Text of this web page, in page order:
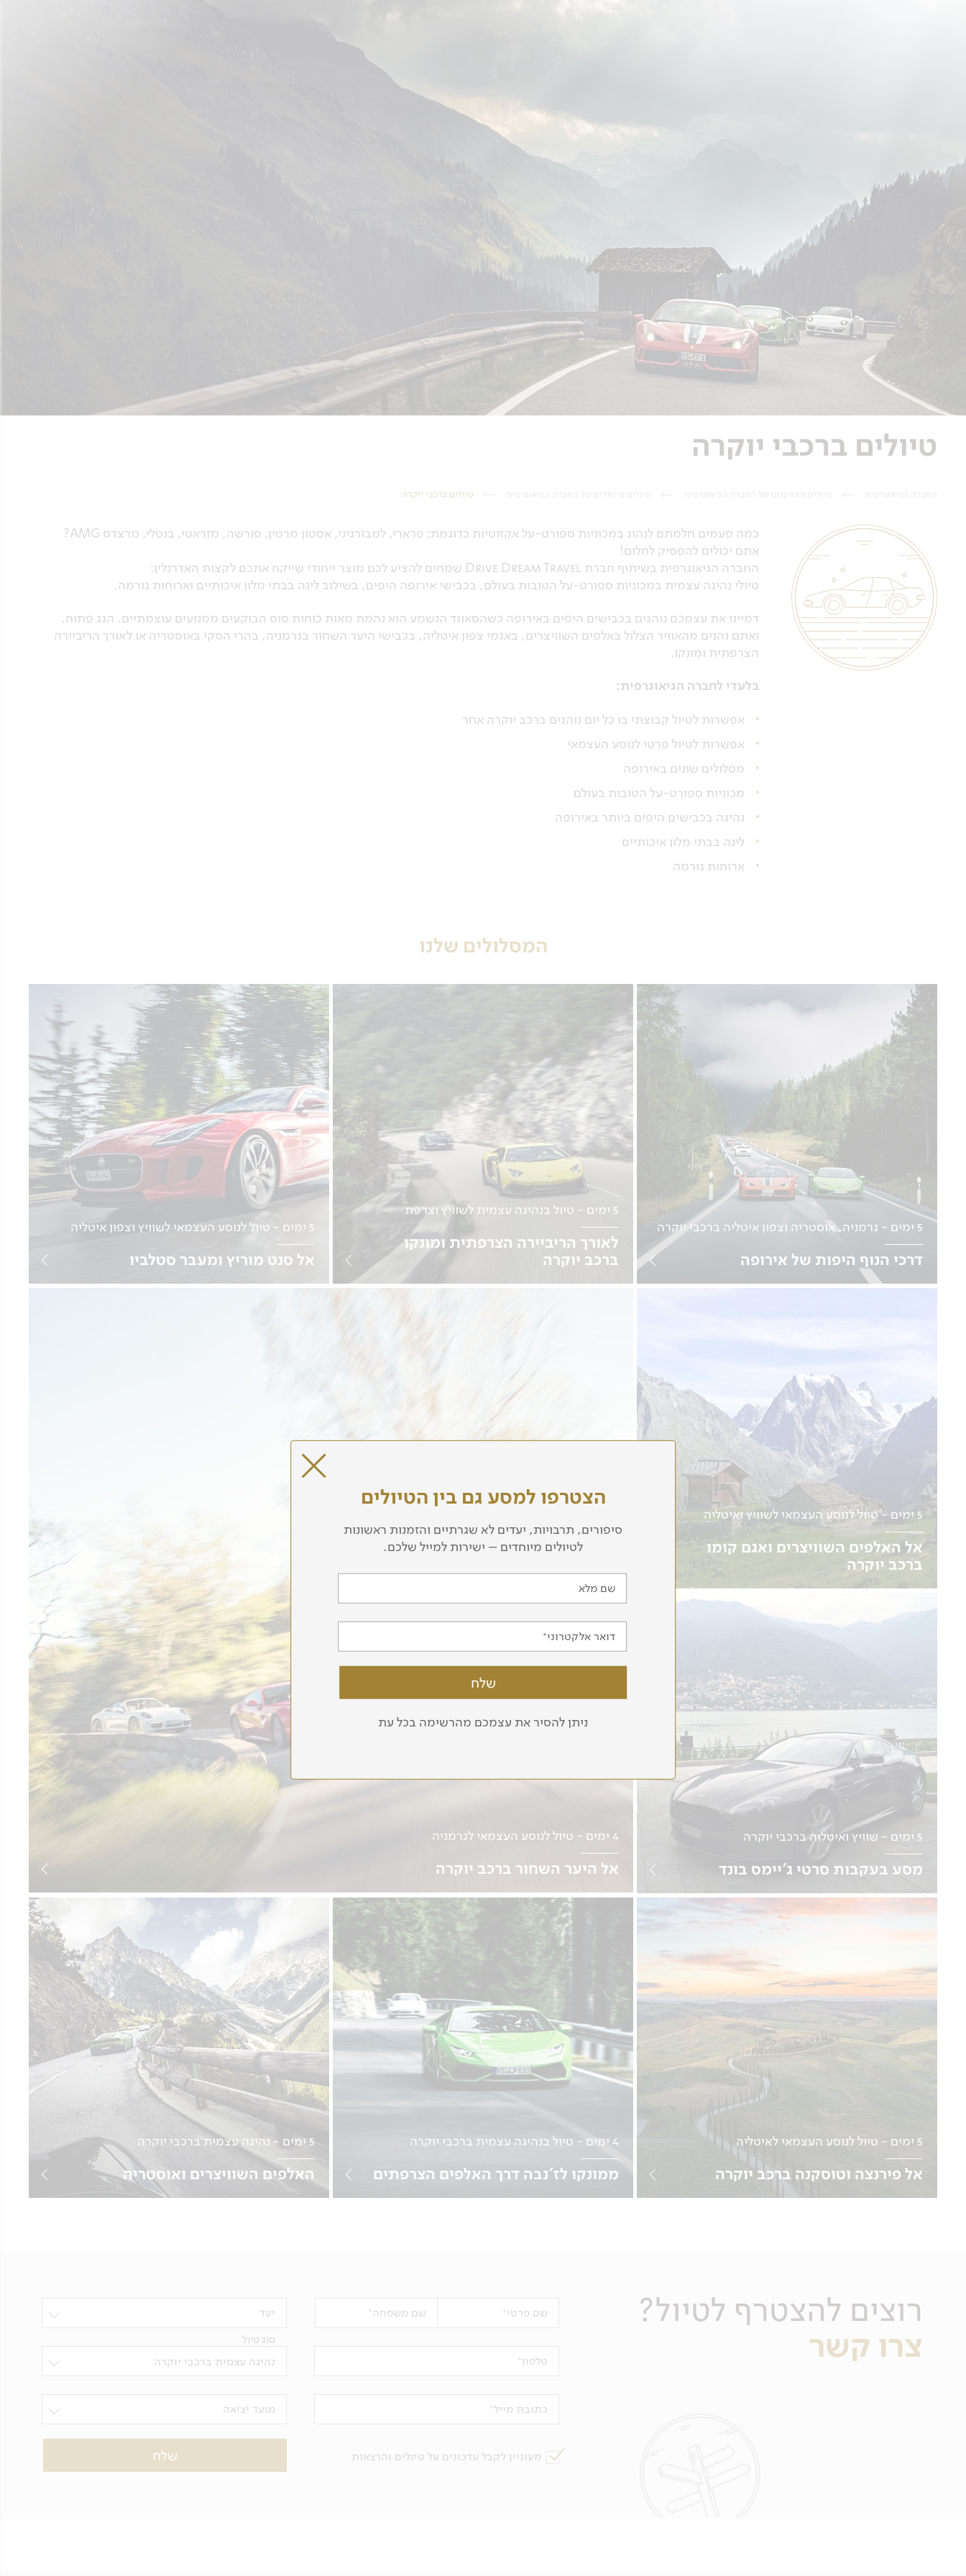
טיולים ברכבי יוקרה
טיולים ברכבי יוקרה
כמה פעמים חלמתם לנהוג במכוניות ספורט-על אקזוטיות כדוגמת: פרארי, למבורגיני, אסטון מרטין, פורשה, מזראטי, בנטלי, מרצדס AMG?
אתם יכולים להפסיק לחלום!
החברה הגיאוגרפית בשיתוף חברת Drive Dream Travel שמחים להציע לכם מוצר ייחודי שייקח אתכם לקצות האדרנלין:
טיולי נהיגה עצמית במכוניות ספורט-על הטובות בעולם, בכבישי אירופה היפים, בשילוב לינה בבתי מלון איכותיים וארוחות גורמה.
דמיינו את עצמכם נוהגים בכבישים היפים באירופה כשהסאונד הנשמע הוא נהמת מאות כוחות סוס הבוקעים ממנועים עוצמתיים. הגג פתוח,
ואתם נהנים מהאוויר הצלול באלפים השוויצרים, באגמי צפון איטליה, בכבישי היער השחור בגרמניה, בהרי הסקי באוסטריה או לאורך הריביירה
הצרפתית ומונקו.
בלעדי לחברה הגיאוגרפית:
אפשרות לטיול קבוצתי בו כל יום נוהגים ברכב יוקרה אחר
אפשרות לטיול פרטי לנוסע העצמאי
מסלולים שונים באירופה
מכוניות ספורט-על הטובות בעולם
נהיגה בכבישים היפים ביותר באירופה
לינה בבתי מלון איכותיים
ארוחות גורמה
המסלולים שלנו
5 ימים - גרמניה, אוסטריה וצפון איטליה ברכבי יוקרה
דרכי הנוף היפות של אירופה
תאריכים בהתאמה אישית למטיילים עצמאיים
5 ימים - טיול בנהיגה עצמית לשוויץ וצרפת
לאורך הריביירה הצרפתית ומונקו
ברכב יוקרה
נהיגה עצמית | תאריכים בהתאמה אישית
5 ימים - טיול לנוסע העצמאי לשוויץ וצפון איטליה
אל סנט מוריץ ומעבר סטלביו
נהיגה עצמית | תאריכים בהתאמה אישית
5 ימים - טיול לנוסע העצמאי לשוויץ ואיטליה
אל האלפים השוויצרים ואגם קומו
ברכב יוקרה
נהיגה עצמית | תאריכים בהתאמה אישית
4 ימים - טיול לנוסע העצמאי לגרמניה
אל היער השחור ברכב יוקרה
נהיגה עצמית | תאריכים בהתאמה אישית למטיילים עצמאיים
לפרטים נוספים
5 ימים - שוויץ ואיטליה ברכבי יוקרה
מסע בעקבות סרטי ג'יימס בונד
נהיגה עצמית | תאריכים בהתאמה אישית
למטיילים עצמאיים
5 ימים - טיול לנוסע העצמאי לאיטליה
אל פירנצה וטוסקנה ברכב יוקרה
תאריכים בהתאמה אישית למטיילים עצמאיים
4 ימים - טיול בנהיגה עצמית ברכבי יוקרה
ממונקו לז'נבה דרך האלפים הצרפתים
נהיגה עצמית | תאריכים בהתאמה אישית
5 ימים - נהיגה עצמית ברכבי יוקרה
האלפים השוויצרים ואוסטריה
נהיגה עצמית | תאריכים בהתאמה אישית
רוצים להצטרף לטיול?
צרו קשר
שם פרטי שם משפחה
טלפון
כתובת מייל
יעד
סוג טיול
נהיגה עצמית ברכבי יוקרה
מועד יציאה
מעוניין לקבל עדכונים על טיולים והרצאות
הצטרפו למסע גם בין הטיולים
סיפורים, תרבויות, יעדים לא שגרתיים והזמנות ראשונות
לטיולים מיוחדים – ישירות למייל שלכם.
שם מלא
דואר אלקטרוני
ניתן להסיר את עצמכם מהרשימה בכל עת